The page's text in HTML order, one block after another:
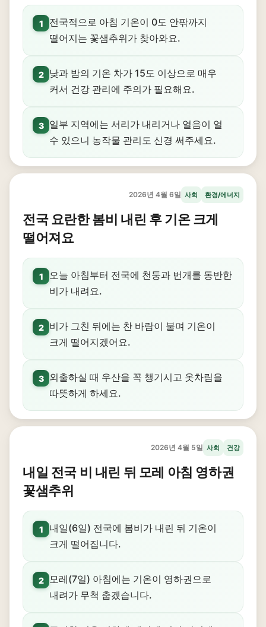
1
전국적으로 아침 기온이 0도 안팎까지
떨어지는 꽃샘추위가 찾아와요.
2
낮과 밤의 기온 차가 15도 이상으로 매우
커서 건강 관리에 주의가 필요해요.
3
일부 지역에는 서리가 내리거나 얼음이 얼
수 있으니 농작물 관리도 신경 써주세요.
2026년 4월 6일 사회 환경/에너지
전국 요란한 봄비 내린 후 기온 크게
떨어져요
1
오늘 아침부터 전국에 천둥과 번개를 동반한
비가 내려요.
2
비가 그친 뒤에는 찬 바람이 불며 기온이
크게 떨어지겠어요.
3
외출하실 때 우산을 꼭 챙기시고 옷차림을
따뜻하게 하세요.
2026년 4월 5일 사회 건강
내일 전국 비 내린 뒤 모레 아침 영하권
꽃샘추위
1
내일(6일) 전국에 봄비가 내린 뒤 기온이
크게 떨어집니다.
2
모레(7일) 아침에는 기온이 영하권으로
내려가 무척 춥겠습니다.